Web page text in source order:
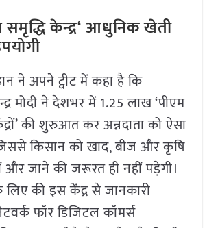
केन्द्र‘आधुनिक खेती
ने अपने ट्वीट में कहा है कि
मोदी ने देशभर में 1.25 लाख ‘पीएम
की शुरुआत कर अन्नदाता को ऐसा
किसान को खाद, बीज और कृषि
और जाने की जरूरत ही नहीं पड़ेगी।
की इस केंद्र से जानकारी
फॉर डिजिटल कॉमर्स